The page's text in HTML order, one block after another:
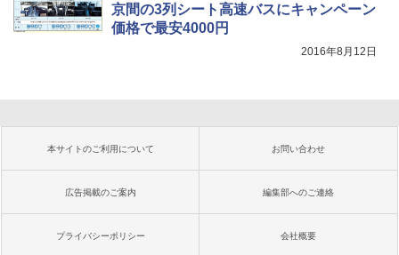
京間の3列シート高速バスにキャンペーン
価格で最安4000円
2016年8月12日
本サイトのご利用について お問い合わせ
広告掲載のご案内 編集部へのご連絡
プライバシーポリシー 会社概要